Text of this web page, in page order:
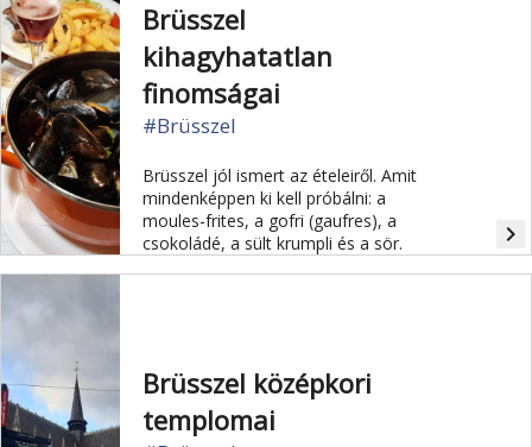
Brüsszel
kihagyhatatlan
finomságai
#Brüsszel
Brüsszel jól ismert az ételeiről. Amit
mindenképpen ki kell próbálni: a
moules-frites, a gofri (gaufres), a
csokoládé, a sült krumpli és a sör.
navigate_next
Brüsszel középkori
templomai